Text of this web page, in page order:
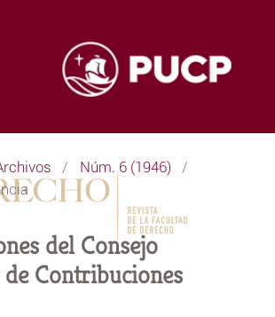
/ Núm. 6 (1946) /
del Consejo
Contribuciones